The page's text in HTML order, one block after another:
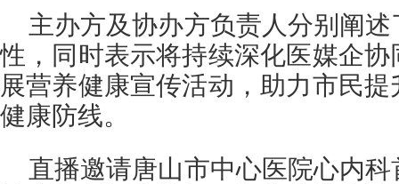
主办方及协办方负责人分别阐
性，同时表示将持续深化医媒企
展营养健康宣传活动，助力市民
健康防线。
直播邀请唐山市中心医院心内